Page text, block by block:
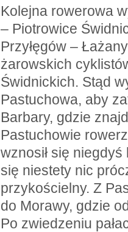
Kolejna rowerowa
– Piotrowice
Przyłęgów –
żarowskich
Świdnickich. Stąd
Pastuchowa, aby
Barbary, gdzie
Pastuchowie
wznosił się
się niestety nic
przykościelny. Z
do Morawy, gdzie
Po zwiedzeniu